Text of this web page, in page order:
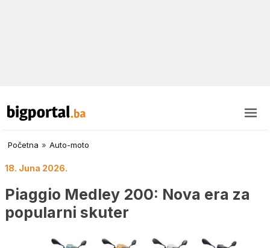
Početna » Auto-moto
18. Juna 2026.
Piaggio Medley 200: Nova era za
popularni skuter